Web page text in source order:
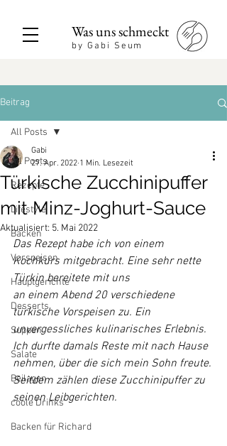
Was uns schmeckt
by Gabi Seum
Beitrag
All Posts
Rezepte
Lifestyle
Backen
Vorspeisen
Hauptgerichte
Desserts
Suppen
Salate
Beilagen
coole Drinks
Backen für Richard
All Posts
Türkische Zucchinipuffer
mit Minz-Joghurt-Sauce
Gabi
27. Apr. 2022 1 Min. Lesezeit
Aktualisiert: 5. Mai 2022
Das Rezept habe ich von einem
Kochkurs mitgebracht. Eine sehr nette
Türkin bereitete mit uns
an einem Abend 20 verschiedene
türkische Vorspeisen zu. Ein
unvergessliches kulinarisches Erlebnis.
Ich durfte damals Reste mit nach Hause
nehmen, über die sich mein Sohn freute.
Seitdem zählen diese Zucchinipuffer zu
seinen Leibgerichten.